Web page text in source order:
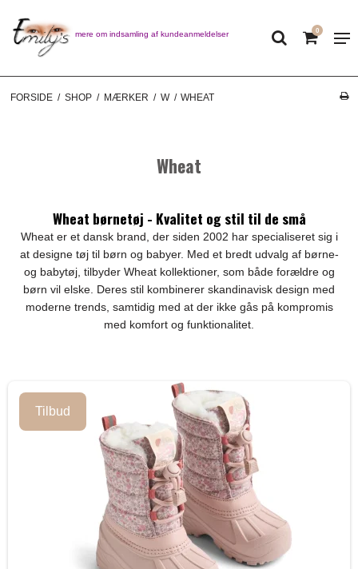
Læs mere om indsamling af kundeanmeldelser 0
FORSIDE / SHOP / MÆRKER / W / WHEAT
Wheat
Wheat børnetøj - Kvalitet og stil til de små
Wheat er et dansk brand, der siden 2002 har specialiseret sig i
at designe tøj til børn og babyer. Med et bredt udvalg af børne-
og babytøj, tilbyder Wheat kollektioner, som både forældre og
børn vil elske. Deres stil kombinerer skandinavisk design med
moderne trends, samtidig med at der ikke gås på kompromis
med komfort og funktionalitet.
Tilbud